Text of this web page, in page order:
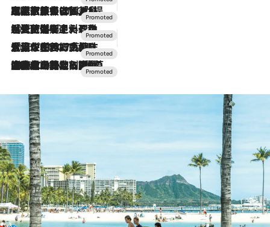
2026.7.31
【ホテル帰省】という選択肢をOMOが提案。家族とほどよい距離を保つには「昼は実家、夜は気兼ねなくホテルで！」
2026.7.24
【夏限定ディナーコース】旬を迎える稚鮎や花ズッキーニなどをイタリア・トスカーナの郷土料理の手法で満喫！
2026.7.17
「土佐和ハーブかき氷」がOMO7高知に登場！生姜、山椒、大葉など目にも舌にも涼を呼ぶ郷土の味
2026.7.10
NEW OPEN！【界 草津】名湯の地に誕生。趣の異なる2種の温泉と上州ならではの会席・蕎麦割烹など美食を味わう究極の癒やし旅